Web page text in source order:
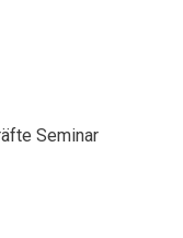
Seminar